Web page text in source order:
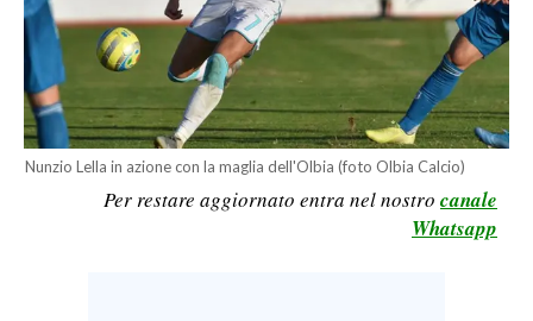
SERVIZI ALLE IMPRESE
LAVORO
BANDI
SPORT IN SARDEGNA
Nunzio Lella in azione con la maglia dell'Olbia (foto Olbia Calcio)
Per restare aggiornato entra nel nostro canale
Whatsapp